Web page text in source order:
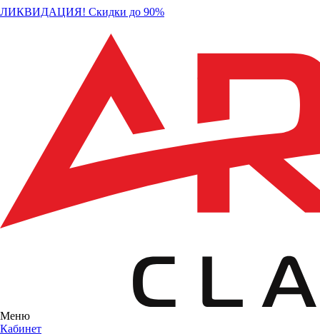
ЛИКВИДАЦИЯ! Скидки до 90%
Меню
Кабинет